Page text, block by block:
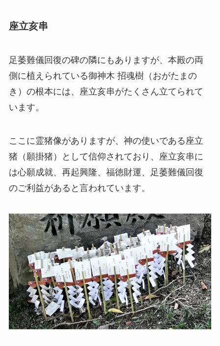
座立亥串
足萎難儀回復の碑の隣にもありますが、本殿の両
側に植えられている御神木 招魂樹（おがたまの
き）の根本には、座立亥串がたくさん立てられて
います。
ここに霊猪像がありますが、神の使いである座立
猪（願掛猪）として信仰されており、座立亥串に
は心願成就、再起興隆、福徳財運、足萎難儀回復
のご利益があると言われています。